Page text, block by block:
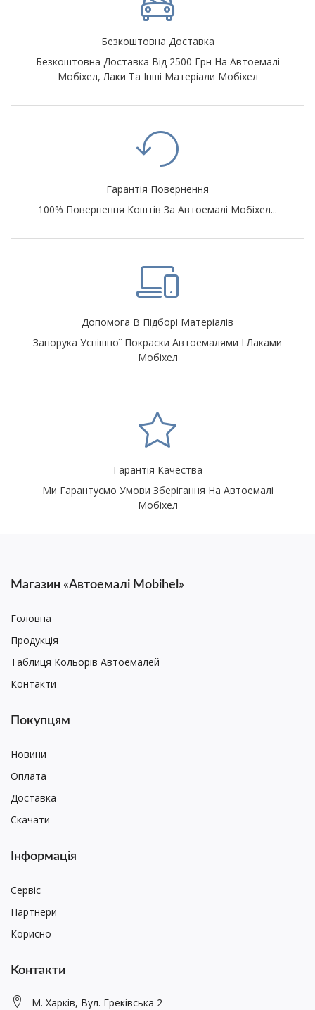
Безкоштовна Доставка
Безкоштовна Доставка Від 2500 Грн На Автоемалі
Мобіхел, Лаки Та Інші Матеріали Мобіхел
Гарантія Повернення
100% Повернення Коштів За Автоемалі Мобіхел...
Допомога В Підборі Матеріалів
Запорука Успішної Покраски Автоемалями І Лаками
Мобіхел
Гарантія Качества
Ми Гарантуємо Умови Зберігання На Автоемалі
Мобіхел
Магазин «Автоемалі Mobihel»
Головна
Продукція
Таблиця Кольорів Автоемалей
Контакти
Покупцям
Новини
Оплата
Доставка
Скачати
Інформація
Сервіс
Партнери
Корисно
Контакти
М. Харків, Вул. Греківська 2